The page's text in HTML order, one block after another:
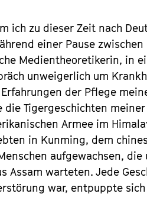
ich zu dieser Zeit nach
einer Pause
Medientheoretikerin, in
unweigerlich um
der Pflege
die Tigergeschichten
Armee im
in Kunming, dem
aufgewachsen,
Assam warteten. Jede
war, entpuppte